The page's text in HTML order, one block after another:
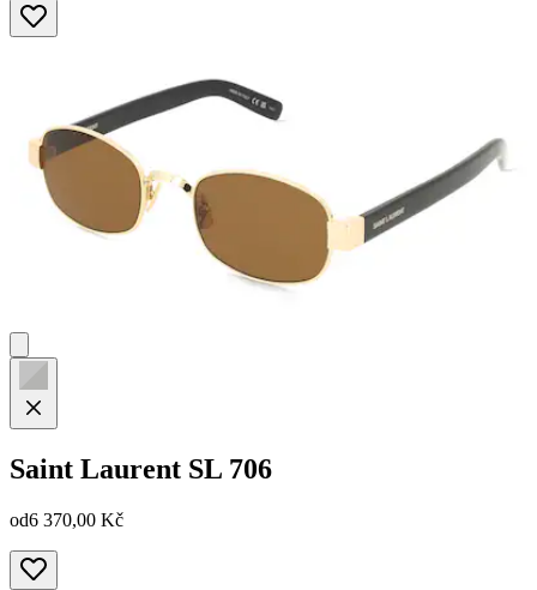
Saint Laurent SL 706
od6 370,00 Kč